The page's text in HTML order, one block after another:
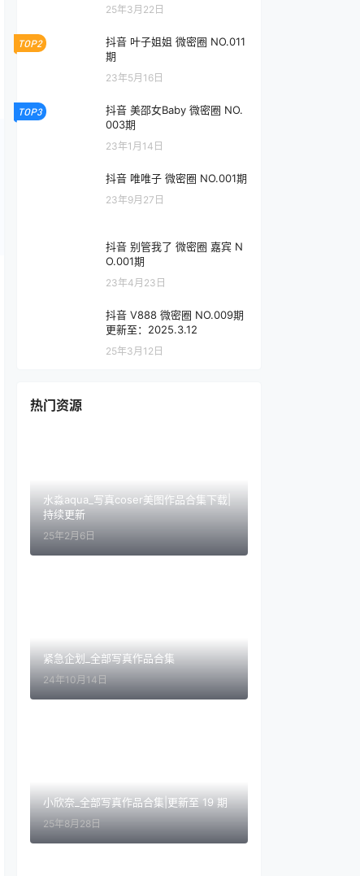
25年3月22日
TOP2
抖音 叶子姐姐 微密圈 NO.011
期
23年5月16日
TOP3
抖音 美邵女Baby 微密圈 NO.
003期
23年1月14日
抖音 唯唯子 微密圈 NO.001期
23年9月27日
抖音 别管我了 微密圈 嘉宾 N
O.001期
23年4月23日
抖音 V888 微密圈 NO.009期
更新至：2025.3.12
25年3月12日
热门资源
水淼aqua_写真coser美图作品合集下载|
持续更新
25年2月6日
紧急企划_全部写真作品合集
24年10月14日
小欣奈_全部写真作品合集|更新至 19 期
25年8月28日